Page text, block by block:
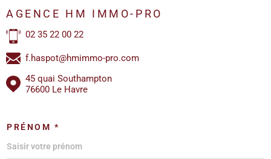
AGENCE HM IMMO-PRO
02 35 22 00 22
f.haspot@hmimmo-pro.com
45 quai Southampton
76600 Le Havre
PRÉNOM *